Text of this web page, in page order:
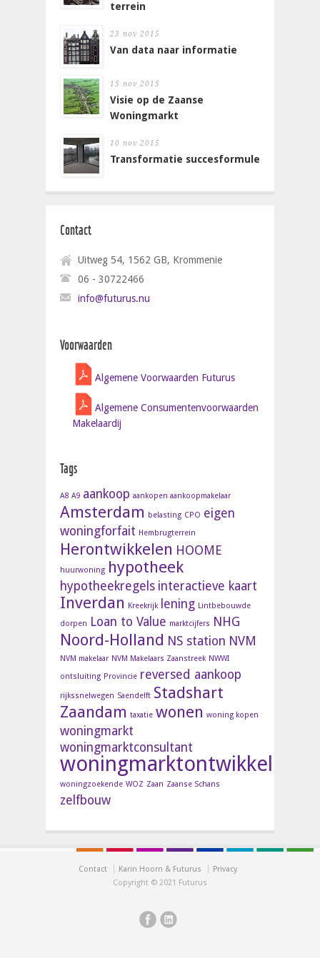
terrein
23 nov 2015
Van data naar informatie
15 nov 2015
Visie op de Zaanse
Woningmarkt
10 nov 2015
Transformatie succesformule
Contact
Uitweg 54, 1562 GB, Krommenie
06 - 30722466
info@futurus.nu
Voorwaarden
Algemene Voorwaarden Futurus
Algemene Consumentenvoorwaarden
Makelaardij
Tags
A8 A9 aankoop aankopen aankoopmakelaar
Amsterdam belasting CPO eigen
woningforfait Hembrugterrein
Herontwikkelen HOOME
huurwoning hypotheek
hypotheekregels interactieve kaart
Inverdan Kreekrijk lening Lintbebouwde
dorpen
Loan to Value marktcijfers NHG
Noord-Holland NS station NVM
NVM makelaar NVM Makelaars Zaanstreek NWWI
ontsluiting Provincie reversed aankoop
rijkssnelwegen Saendelft Stadshart
Zaandam taxatie wonen woning kopen
woningmarkt
woningmarktconsultant
woningzoekende WOZ Zaan Zaanse Schans
zelfbouw
Contact Karin Hoorn & Futurus
Privacy
Copyright © 2021 Futurus